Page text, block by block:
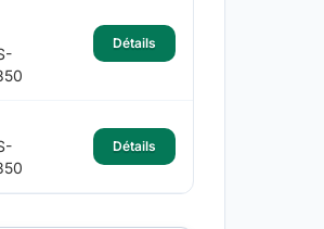
Détails
Détails